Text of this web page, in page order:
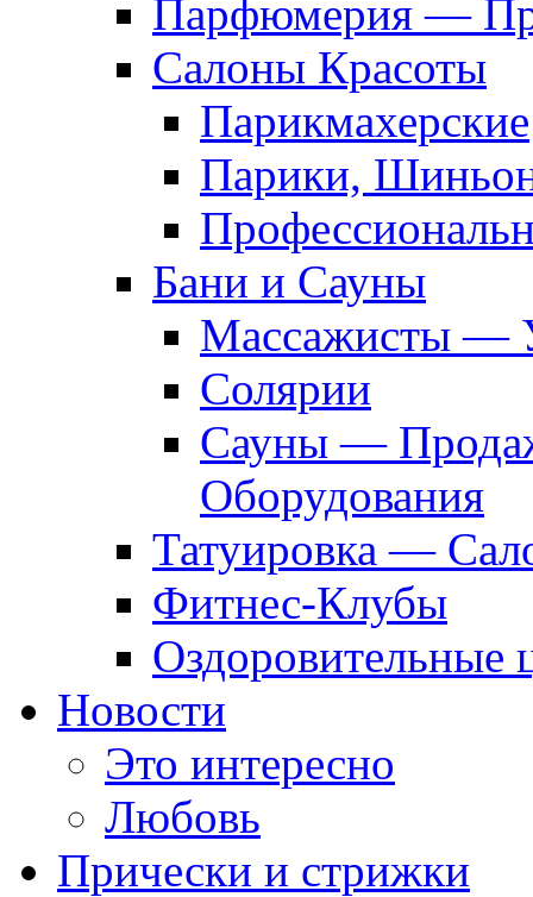
Парфюмерия —
Салоны Красоты
Парикмахерские
Парики,
Бани и Сауны
Массажисты —
Солярии
Сауны —
Оборудования
Татуировка —
Фитнес-Клубы
Оздоровительные
Новости
Это интересно
Любовь
Прически и стрижки